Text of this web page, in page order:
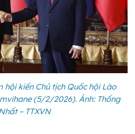
hội kiến Chủ tịch Quốc hội Lào
(5/2/2026). Ảnh: Thống
Nhất – TTXVN